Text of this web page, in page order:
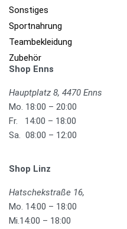
Sonstiges
Sportnahrung
Teambekleidung
Zubehör
Shop Enns
Hauptplatz 8, 4470 Enns
Mo. 18:00 – 20:00
Fr. 14:00 – 18:00
Sa. 08:00 – 12:00
Shop Linz
Hatschekstraße 16,
Mo. 14:00 – 18:00
Mi.14:00 – 18:00